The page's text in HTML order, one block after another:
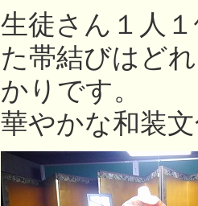
生徒さん１人
た帯結びはど
かりです。
華やかな和装